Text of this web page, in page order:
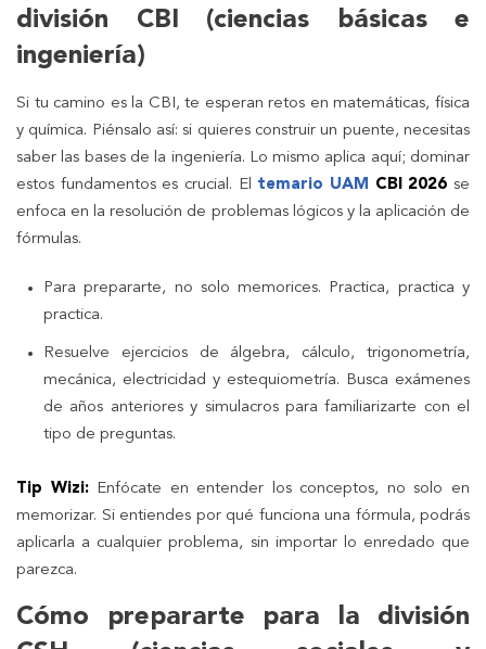
división CBI (ciencias básicas e
ingeniería)
Si tu camino es la CBI, te esperan retos en matemáticas, física
y química. Piénsalo así: si quieres construir un puente, necesitas
saber las bases de la ingeniería. Lo mismo aplica aquí; dominar
estos fundamentos es crucial. El temario UAM CBI 2026 se
enfoca en la resolución de problemas lógicos y la aplicación de
fórmulas.
Para prepararte, no solo memorices. Practica, practica y
practica.
Resuelve ejercicios de álgebra, cálculo, trigonometría,
mecánica, electricidad y estequiometría. Busca exámenes
de años anteriores y simulacros para familiarizarte con el
tipo de preguntas.
Tip Wizi:Enfócate en entender los conceptos, no solo en
memorizar. Si entiendes por qué funciona una fórmula, podrás
aplicarla a cualquier problema, sin importar lo enredado que
parezca.
Cómo prepararte para la división